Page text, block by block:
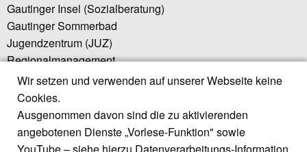
Wir setzen und verwenden auf unserer Webseite keine
Cookies.
Ausgenommen davon sind die zu aktivierenden
angebotenen Dienste „Vorlese-Funktion" sowie
Gautinger Insel (Sozialberatung)
Gautinger Sommerbad
Jugendzentrum (JUZ)
Regionalmanagement
Weiterführende Links
Little Bird (Elternportal)
Regionalwerk Würmtal
Würmtal Zweckverband